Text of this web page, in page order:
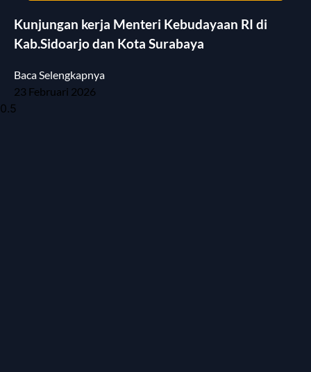
Kunjungan kerja Menteri Kebudayaan RI di
Kab.Sidoarjo dan Kota Surabaya
Baca Selengkapnya
23 Februari 2026